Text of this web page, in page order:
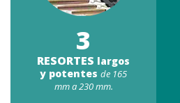
3
RESORTES largos
y potentes de 165
mm a 230 mm.